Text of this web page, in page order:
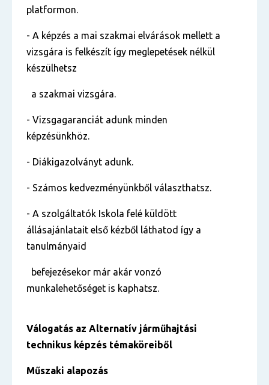
platformon.
- A képzés a mai szakmai elvárások mellett a
vizsgára is felkészít így meglepetések nélkül
készülhetsz
a szakmai vizsgára.
- Vizsgagaranciát adunk minden
képzésünkhöz.
- Diákigazolványt adunk.
- Számos kedvezményünkből választhatsz.
- A szolgáltatók Iskola felé küldött
állásajánlatait első kézből láthatod így a
tanulmányaid
befejezésekor már akár vonzó
munkalehetőséget is kaphatsz.
Válogatás az Alternatív járműhajtási
technikus képzés témaköreiből
Műszaki alapozás